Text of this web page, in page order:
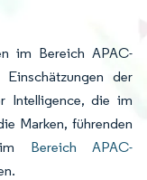
im Bereich APAC-
Einschätzungen der
Intelligence, die im
Marken, führenden
im Bereich APAC-